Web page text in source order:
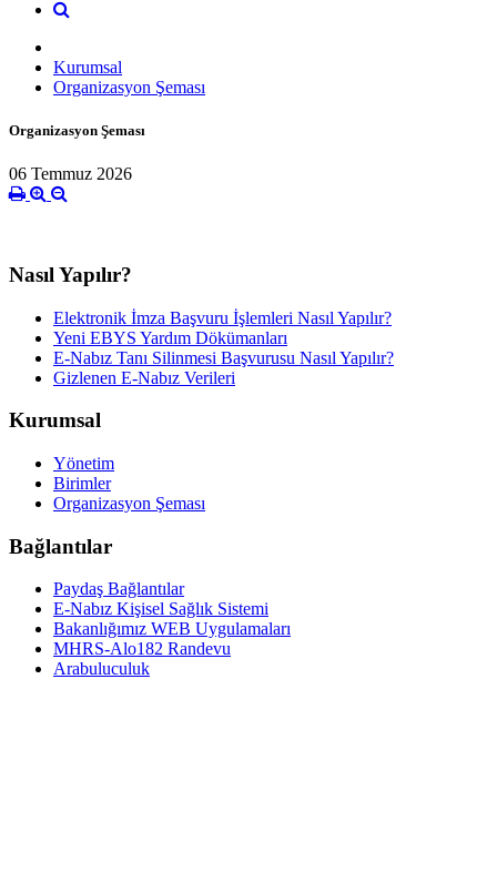
Kurumsal
Organizasyon Şeması
Organizasyon Şeması
06 Temmuz 2026
Nasıl Yapılır?
Elektronik İmza Başvuru İşlemleri Nasıl Yapılır?
Yeni EBYS Yardım Dökümanları
E-Nabız Tanı Silinmesi Başvurusu Nasıl Yapılır?
Gizlenen E-Nabız Verileri
Kurumsal
Yönetim
Birimler
Organizasyon Şeması
Bağlantılar
Paydaş Bağlantılar
E-Nabız Kişisel Sağlık Sistemi
Bakanlığımız WEB Uygulamaları
MHRS-Alo182 Randevu
Arabuluculuk